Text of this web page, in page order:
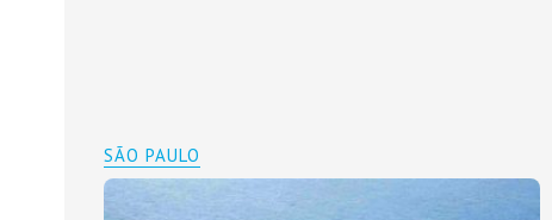
SÃO PAULO